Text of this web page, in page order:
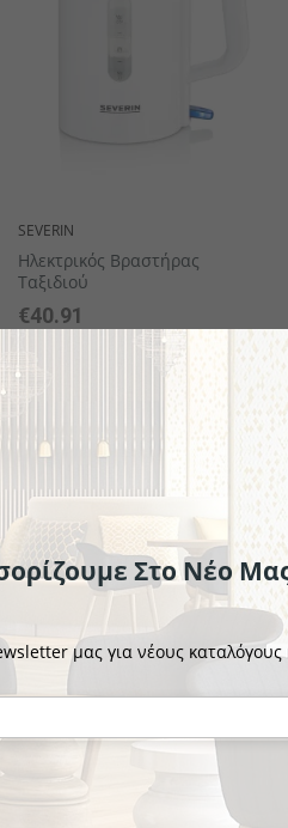
SEVERIN
Ηλεκτρικός Βραστήρας
Ταξιδιού
€40.91
Ηλεκτρικός Βραστήρας WK
€58.64
Στο Νέο
μας για νέους